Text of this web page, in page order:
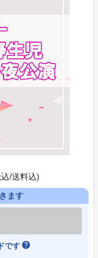
/送料込)
ます
です help